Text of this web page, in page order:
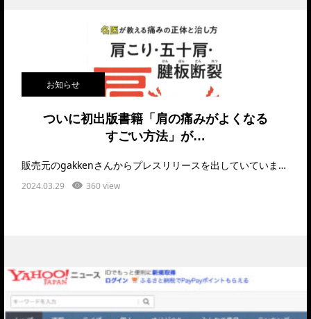
お知らせ
ついに初出版書籍「肩の痛みがよくなる
すごい方法」が…
販売元のgakkenさんからプレスリリースを出していています。ご確認ください。https://p…
2024.03.29 360 view